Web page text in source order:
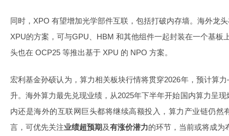
同时，XPO 有望增加光学部件互联，包括打破内存墙。海外龙
XPU的方案，可与GPU、HBM 和其他组件一起封装在一个基板
头也在 OCP25 等推出基于 XPU 的 NPO 方案。
宏利基金孙硕认为，算力相关板块行情将贯穿2026年，预计算
升。海外算力最先兑现业绩，从2025年下半年开始国内算力呈
内还是海外的互联网巨头都将继续高额投入，算力产业链仍然
言，可优先关注业绩超预期 及有涨价潜力的环节，当前或将成为